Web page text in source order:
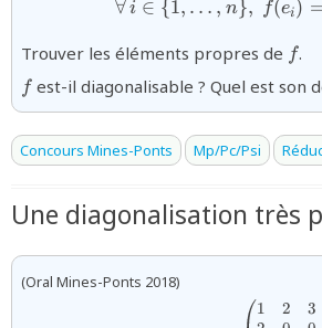
∀i ∈ {1, … , n}, f(ei)
Trouver les éléments propres de {f}
f.
{f}
f est-il diagonalisable ? Quel est son
Concours Mines-Ponts Mp/Pc/Psi
Une diagonalisation très
(Oral Mines-Ponts 2018)
1
2
3